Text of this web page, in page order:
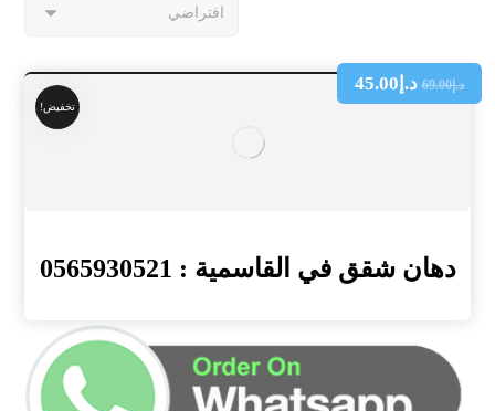
تخفيض!
دهان شقق في القاسمية : 0565930521
د.إ69.00 د.إ 45.00